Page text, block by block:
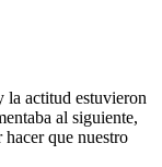
la actitud estuvieron
al siguiente,
que nuestro